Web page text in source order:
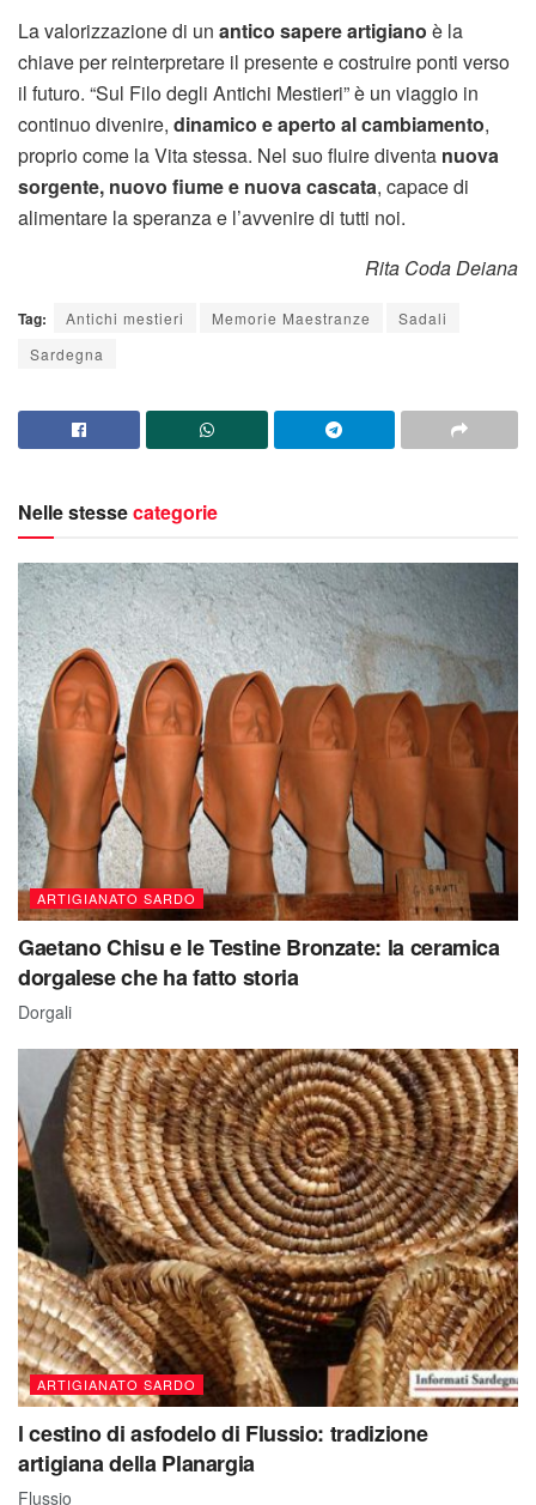
La valorizzazione di un antico sapere artigiano è la
chiave per reinterpretare il presente e costruire ponti verso
il futuro. “Sul Filo degli Antichi Mestieri” è un viaggio in
continuo divenire, dinamico e aperto al cambiamento,
proprio come la Vita stessa. Nel suo fluire diventa nuova
sorgente, nuovo fiume e nuova cascata, capace di
alimentare la speranza e l’avvenire di tutti noi.
Rita Coda Deiana
Tag: Antichi mestieri Memorie Maestranze
Sadali
Sardegna
Nelle stessecategorie
ARTIGIANATO SARDO
Gaetano Chisu e le Testine Bronzate: la ceramica
dorgalese che ha fatto storia
Dorgali
ARTIGIANATO SARDO
l cestino di asfodelo di Flussio: tradizione
artigiana della Planargia
Flussio